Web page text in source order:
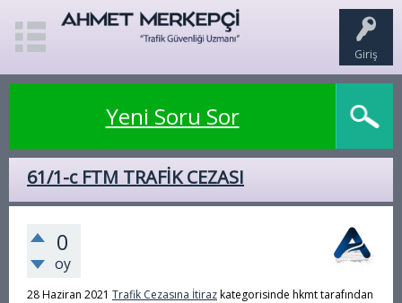
Giriş
Yeni Soru Sor
61/1-c FTM TRAFİK CEZASI
0
oy
28 Haziran 2021 Trafik Cezasına İtirazkategorisinde hkmttarafından